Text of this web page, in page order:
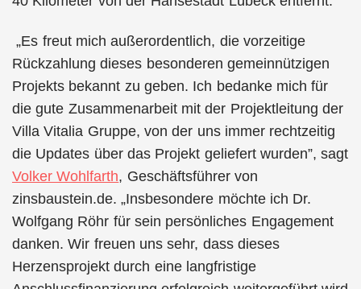
„Es freut mich außerordentlich, die vorzeitige
Rückzahlung dieses besonderen gemeinnützigen
Projekts bekannt zu geben. Ich bedanke mich für
die gute Zusammenarbeit mit der Projektleitung der
Villa Vitalia Gruppe, von der uns immer rechtzeitig
die Updates über das Projekt geliefert wurden”, sagt
Volker Wohlfarth, Geschäftsführer von
zinsbaustein.de. „Insbesondere möchte ich Dr.
Wolfgang Röhr für sein persönliches Engagement
danken. Wir freuen uns sehr, dass dieses
Herzensprojekt durch eine langfristige